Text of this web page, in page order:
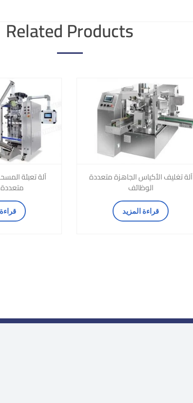
Related Products
آلة تعبئة آلة تغليف الأكياس الجاهزة متعددة
الوظائف
قراءة المزيد